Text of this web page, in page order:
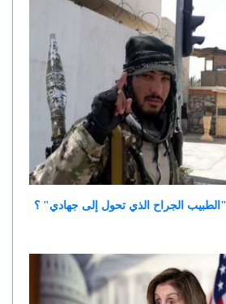
الجراح الذي تحول إلى جهادي" ؟